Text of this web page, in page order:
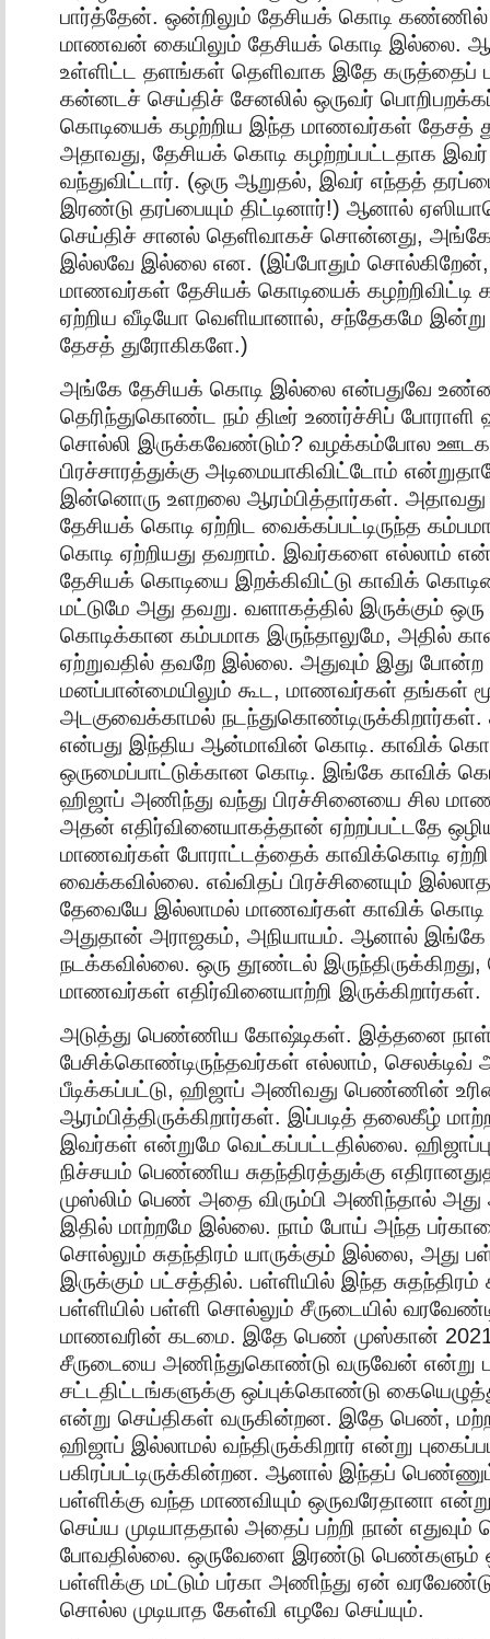
பார்த்தேன். ஒன்றிலும் தேசியக் கொடி
மாணவன் கையிலும் தேசியக் கொடி இல்லை.
உள்ளிட்ட தளங்கள் தெளிவாக இதே கருத்தைப்
கன்னடச் செய்திச் சேனலில் ஒருவர்
கொடியைக் கழற்றிய இந்த மாணவர்கள் தேசத்
அதாவது, தேசியக் கொடி கழற்றப்பட்டதாக இவர்
வந்துவிட்டார். (ஒரு ஆறுதல், இவர் எந்தத்
இரண்டு தரப்பையும் திட்டினார்!) ஆனால்
செய்திச் சானல் தெளிவாகச் சொன்னது, அங்கே
இல்லவே இல்லை என. (இப்போதும்
மாணவர்கள் தேசியக் கொடியைக் கழற்றிவிட்டி
ஏற்றிய வீடியோ வெளியானால், சந்தேகமே
தேசத் துரோகிகளே.)
அங்கே தேசியக் கொடி இல்லை என்பதுவே
தெரிந்துகொண்ட நம் திடீர் உணர்ச்சிப்
சொல்லி இருக்கவேண்டும்? வழக்கம்போல
பிரச்சாரத்துக்கு அடிமையாகிவிட்டோம்
இன்னொரு உளறலை ஆரம்பித்தார்கள்.
தேசியக் கொடி ஏற்றிட வைக்கப்பட்டிருந்த
கொடி ஏற்றியது தவறாம். இவர்களை எல்லாம்
தேசியக் கொடியை இறக்கிவிட்டு காவிக்
மட்டுமே அது தவறு. வளாகத்தில் இருக்கும்
கொடிக்கான கம்பமாக இருந்தாலுமே, அதில்
ஏற்றுவதில் தவறே இல்லை. அதுவும் இது போன்ற
மனப்பான்மையிலும் கூட, மாணவர்கள் தங்கள்
அடகுவைக்காமல் நடந்துகொண்டிருக்கிறார்கள்.
என்பது இந்திய ஆன்மாவின் கொடி. காவிக்
ஒருமைப்பாட்டுக்கான கொடி. இங்கே காவிக்
ஹிஜாப் அணிந்து வந்து பிரச்சினையை சில
அதன் எதிர்வினையாகத்தான் ஏற்றப்பட்டதே
மாணவர்கள் போராட்டத்தைக் காவிக்கொடி ஏற்றி
வைக்கவில்லை. எவ்விதப் பிரச்சினையும்
தேவையே இல்லாமல் மாணவர்கள் காவிக் கொடி
அதுதான் அராஜகம், அநியாயம். ஆனால் இங்கே
நடக்கவில்லை. ஒரு தூண்டல்
மாணவர்கள் எதிர்வினையாற்றி இருக்கிறார்கள்.
அடுத்து பெண்ணிய கோஷ்டிகள். இத்தனை
பேசிக்கொண்டிருந்தவர்கள் எல்லாம், செலக்டிவ்
பீடிக்கப்பட்டு, ஹிஜாப் அணிவது பெண்ணின்
ஆரம்பித்திருக்கிறார்கள். இப்படித் தலைகீழ்
இவர்கள் என்றுமே வெட்கப்பட்டதில்லை. ஹிஜாப்பும்
நிச்சயம் பெண்ணிய சுதந்திரத்துக்கு
முஸ்லிம் பெண் அதை விரும்பி அணிந்தால் அது
இதில் மாற்றமே இல்லை. நாம் போய் அந்த
சொல்லும் சுதந்திரம் யாருக்கும் இல்லை, அது
இருக்கும் பட்சத்தில். பள்ளியில் இந்த சுதந்திரம்
பள்ளியில் பள்ளி சொல்லும் சீருடையில்
மாணவரின் கடமை. இதே பெண் முஸ்கான்
சீருடையை அணிந்துகொண்டு வருவேன் என்று
சட்டதிட்டங்களுக்கு ஒப்புக்கொண்டு
என்று செய்திகள் வருகின்றன. இதே பெண்,
ஹிஜாப் இல்லாமல் வந்திருக்கிறார் என்று
பகிரப்பட்டிருக்கின்றன. ஆனால் இந்தப்
பள்ளிக்கு வந்த மாணவியும் ஒருவரேதானா
செய்ய முடியாததால் அதைப் பற்றி நான்
போவதில்லை. ஒருவேளை இரண்டு பெண்களும்
பள்ளிக்கு மட்டும் பர்கா அணிந்து ஏன்
சொல்ல முடியாத கேள்வி எழவே செய்யும்.